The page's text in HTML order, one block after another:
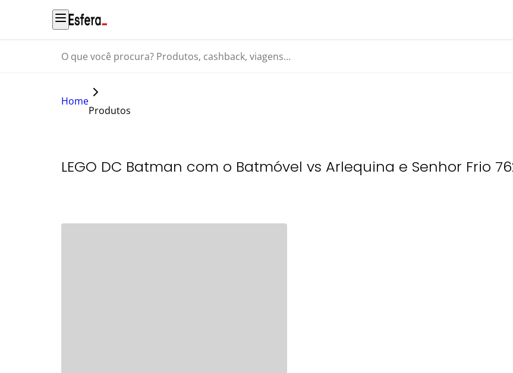
O que você procura? Produtos, cashback, viagens...
Home
Produtos
LEGO DC Batman com o Batmóvel vs Arlequina e Senhor Frio